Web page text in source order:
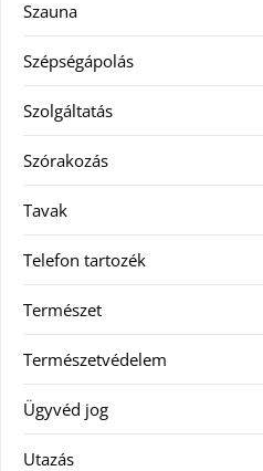
Szauna
Szépségápolás
Szolgáltatás
Szórakozás
Tavak
Telefon tartozék
Természet
Természetvédelem
Ügyvéd jog
Utazás